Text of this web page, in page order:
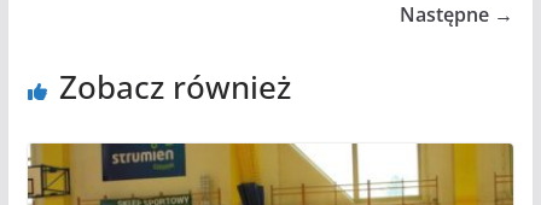
Następne →
Zobacz również